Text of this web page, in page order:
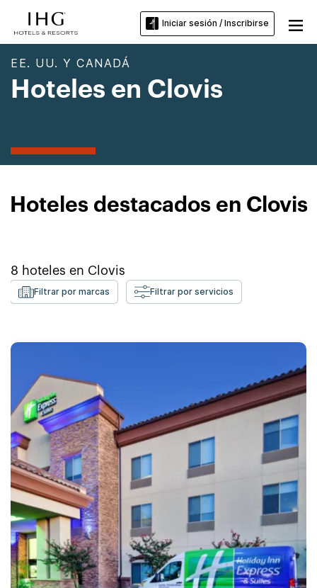
Iniciar sesión / Inscribirse
EE. UU. Y CANADÁ
Hoteles en Clovis
Hoteles destacados en Clovis
8 hoteles en Clovis
Filtrar por marcas Filtrar por servicios